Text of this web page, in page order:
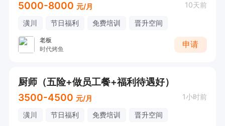
5000-8000 元/月 10天前
潢川 节日福利 免费培训 晋升空间
老板
时代烤鱼
申请
厨师（五险+做员工餐+福利待遇好）
3500-4500 元/月 1小时前
潢川 节日福利 免费培训 晋升空间